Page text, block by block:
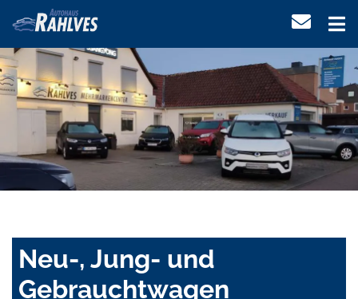
Neu-, Jung- und
Gebrauchtwagen